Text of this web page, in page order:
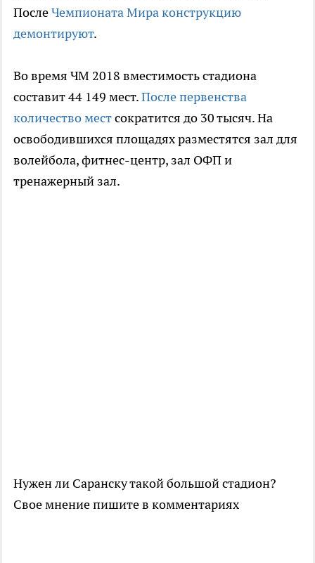
ПослеЧемпионата Мира конструкцию
демонтируют.
Во время ЧМ 2018 вместимость стадиона
составит 44 149 мест.После первенства
количество местсократится до 30 тысяч. На
освободившихся площадях разместятся зал для
волейбола, фитнес-центр, зал ОФП и
тренажерный зал.
Нужен ли Саранску такой большой стадион?
Свое мнение пишите в комментариях